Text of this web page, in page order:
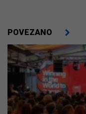
POVEZANO